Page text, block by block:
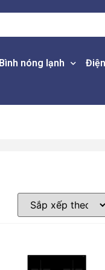
Bình nóng lạnh